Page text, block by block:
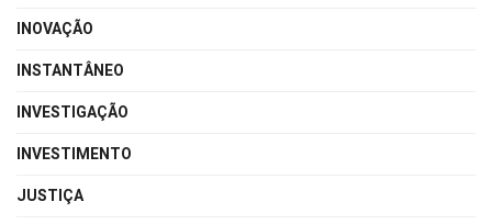
INOVAÇÃO
INSTANTÂNEO
INVESTIGAÇÃO
INVESTIMENTO
JUSTIÇA